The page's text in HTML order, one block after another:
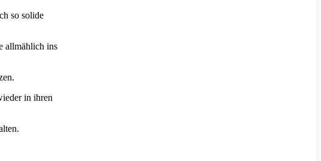
so solide
allmählich ins
in ihren